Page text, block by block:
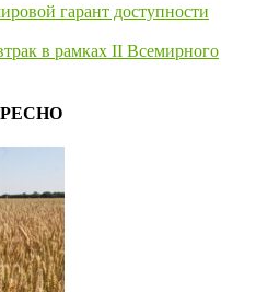
гарант доступности
в рамках II Всемирного